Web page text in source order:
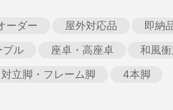
ーダー 屋外対応品 即納
ブル 座卓・高座卓 和風
対立脚・フレーム脚 4本脚